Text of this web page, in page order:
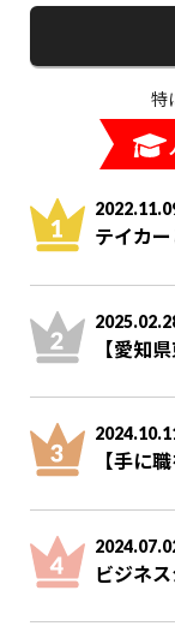
特
テイカ
【愛知
【手に
ビジネ